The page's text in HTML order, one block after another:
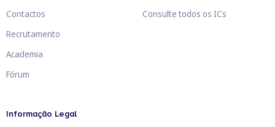
Contactos
Recrutamento
Academia
Fórum
Consulte todos os ICs
Informação Legal